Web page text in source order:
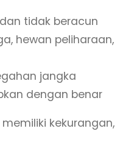
tidak beracun
hewan peliharaan,
jangka
dengan benar
kekurangan,